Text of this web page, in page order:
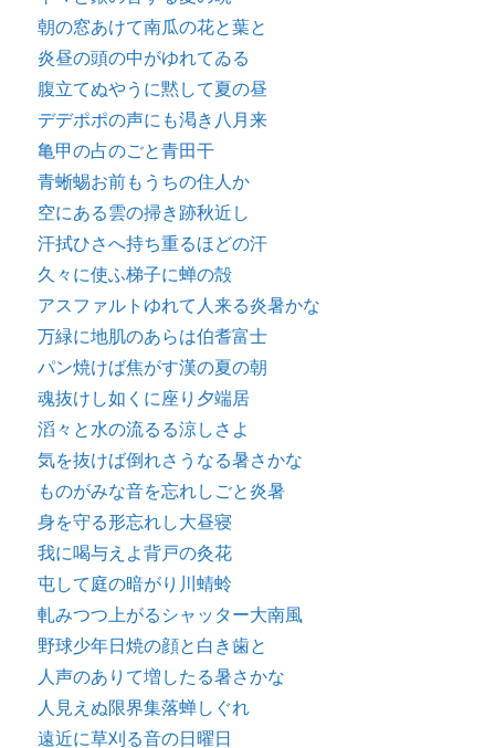
朝の窓あけて南瓜の花と葉と
炎昼の頭の中がゆれてゐる
腹立てぬやうに黙して夏の昼
デデポポの声にも渇き八月来
亀甲の占のごと青田干
青蜥蜴お前もうちの住人か
空にある雲の掃き跡秋近し
汗拭ひさへ持ち重るほどの汗
久々に使ふ梯子に蝉の殻
アスファルトゆれて人来る炎暑かな
万緑に地肌のあらは伯耆富士
パン焼けば焦がす漢の夏の朝
魂抜けし如くに座り夕端居
滔々と水の流るる涼しさよ
気を抜けば倒れさうなる暑さかな
ものがみな音を忘れしごと炎暑
身を守る形忘れし大昼寝
我に喝与えよ背戸の灸花
屯して庭の暗がり川蜻蛉
軋みつつ上がるシャッター大南風
野球少年日焼の顔と白き歯と
人声のありて増したる暑さかな
人見えぬ限界集落蝉しぐれ
遠近に草刈る音の日曜日